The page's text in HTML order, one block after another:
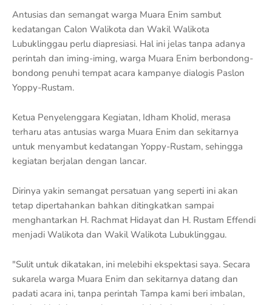
Antusias dan semangat warga Muara Enim sambut
kedatangan Calon Walikota dan Wakil Walikota
Lubuklinggau perlu diapresiasi. Hal ini jelas tanpa adanya
perintah dan iming-iming, warga Muara Enim berbondong-
bondong penuhi tempat acara kampanye dialogis Paslon
Yoppy-Rustam.
Ketua Penyelenggara Kegiatan, Idham Kholid, merasa
terharu atas antusias warga Muara Enim dan sekitarnya
untuk menyambut kedatangan Yoppy-Rustam, sehingga
kegiatan berjalan dengan lancar.
Dirinya yakin semangat persatuan yang seperti ini akan
tetap dipertahankan bahkan ditingkatkan sampai
menghantarkan H. Rachmat Hidayat dan H. Rustam Effendi
menjadi Walikota dan Wakil Walikota Lubuklinggau.
"Sulit untuk dikatakan, ini melebihi ekspektasi saya. Secara
sukarela warga Muara Enim dan sekitarnya datang dan
padati acara ini, tanpa perintah Tampa kami beri imbalan,